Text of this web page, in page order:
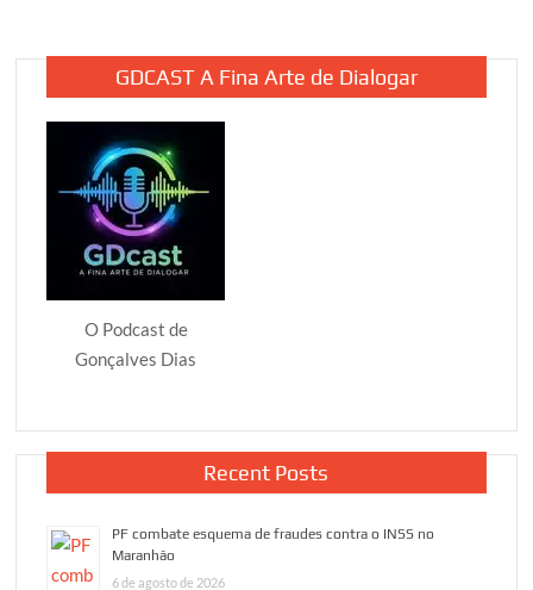
GDCAST A Fina Arte de Dialogar
O Podcast de
Gonçalves Dias
Recent Posts
PF combate esquema de fraudes contra o INSS no
Maranhão
6 de agosto de 2026